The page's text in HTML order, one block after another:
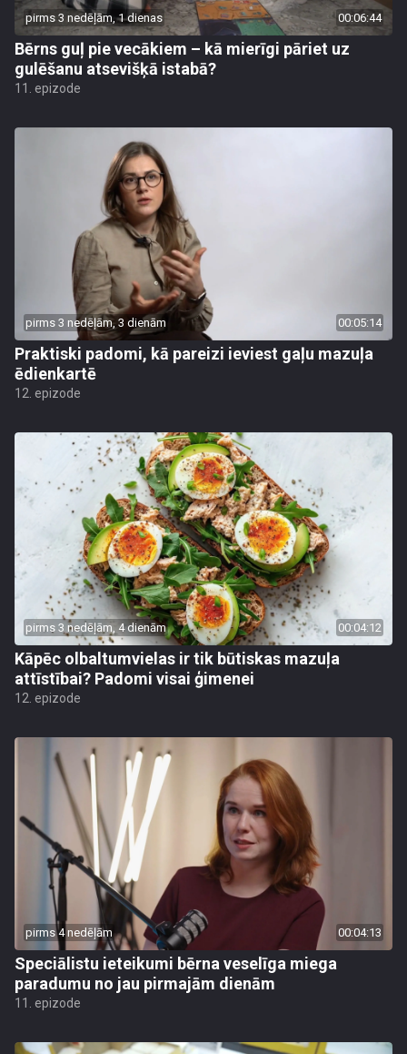
pirms 3 nedēļām, 1 dienas 00:06:44
Bērns guļ pie vecākiem – kā mierīgi pāriet uz
gulēšanu atsevišķā istabā?
11. epizode
pirms 3 nedēļām, 3 dienām 00:05:14
Praktiski padomi, kā pareizi ieviest gaļu mazuļa
ēdienkartē
12. epizode
pirms 3 nedēļām, 4 dienām 00:04:12
Kāpēc olbaltumvielas ir tik būtiskas mazuļa
attīstībai? Padomi visai ģimenei
12. epizode
pirms 4 nedēļām 00:04:13
Speciālistu ieteikumi bērna veselīga miega
paradumu no jau pirmajām dienām
11. epizode